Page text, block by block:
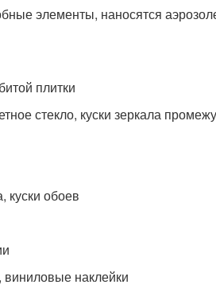
элементы, наносятся
плитки
стекло, куски зеркала
куски обоев
виниловые наклейки